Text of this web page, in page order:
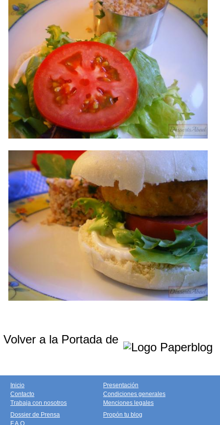
Volver a la Portada de
Inicio
Contacto
Trabaja con nosotros
Presentación
Condiciones generales
Menciones legales
Dossier de Prensa
F.A.Q.
Propón tu blog